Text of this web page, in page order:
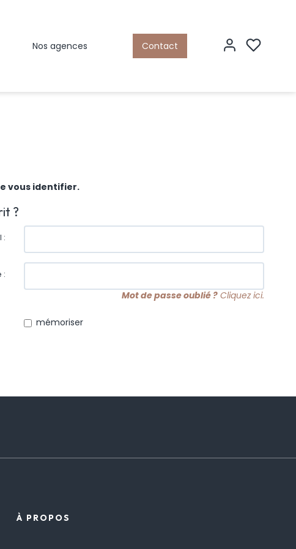
Nos agences Contact
vous identifier.
?
:
:
Mot de passe oublié ?Cliquez ici.
mémoriser
À PROPOS